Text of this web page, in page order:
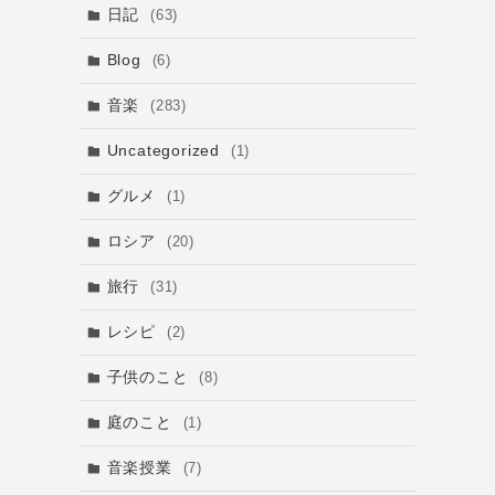
日記 (63)
Blog (6)
音楽 (283)
Uncategorized (1)
グルメ (1)
ロシア (20)
旅行 (31)
レシピ (2)
子供のこと (8)
庭のこと (1)
音楽授業 (7)